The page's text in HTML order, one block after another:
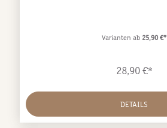
Varianten ab 25,90 €*
28,90 €*
DETAILS